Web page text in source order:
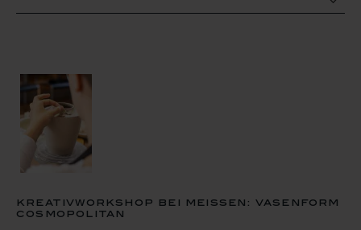
kreativworkshop bei meissen: vasenform
cosmopolitan